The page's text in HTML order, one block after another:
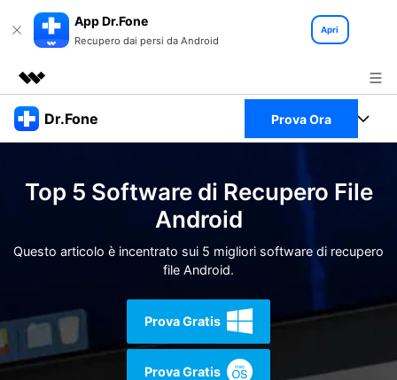
App Dr.Fone
Recupero dai persi da Android
Apri
Prodotti in evidenza
Panoramica
Chi siamo
Sala stampa
Dr.Fone Prova Ora
Visualizza il Full Toolkit >
Per Desktop
Strumenti Online
Recupero dati Android
Scopri & Supporto
Azioni Rapide
Top 5 Software di Recupero File
Android
Questo articolo è incentrato sui 5 migliori software di recupero
file Android.
Prova Gratis
Prova Gratis